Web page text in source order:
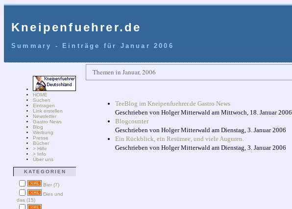
Kneipenfuehrer.de
Summary - Einträge für Januar 2006
HOME
Suchen
Eintragen
Link erstellen
Newsletter
Gastro News
Blog
Werbung
Presse
Bücher
> Hilfe
> Info
Über uns
KATEGORIEN
Bier (7)
Dies und
das (15)
Themen in Januar, 2006
TeeBlog im Kneipenfuehrer.de Gastro News
Geschrieben von Holger Mitterwald am Mittwoch, 18. Januar 2006
Blogcounter
Geschrieben von Holger Mitterwald am Dienstag, 3. Januar 2006
Ein Rückblick, ein Resümee, und viele Auguren.
Geschrieben von Holger Mitterwald am Dienstag, 3. Januar 2006